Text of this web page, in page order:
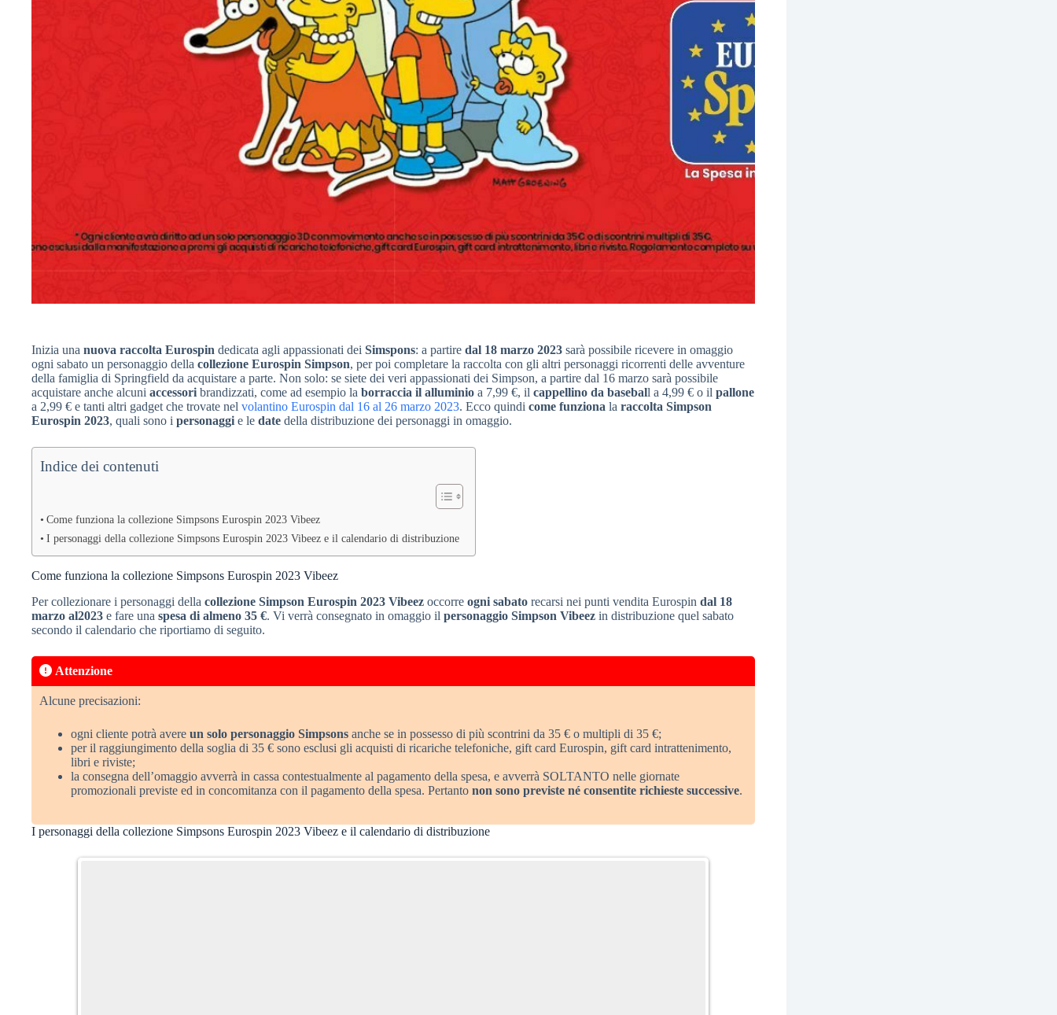
Inizia una nuova raccolta Eurospin dedicata agli appassionati dei Simspons: a partire dal 18 marzo 2023 sarà possibile ricevere in omaggio
ogni sabato un personaggio della collezione Eurospin Simpson, per poi completare la raccolta con gli altri personaggi ricorrenti delle avventure
della famiglia di Springfield da acquistare a parte. Non solo: se siete dei veri appassionati dei Simpson, a partire dal 16 marzo sarà possibile
acquistare anche alcuni accessori brandizzati, come ad esempio la borraccia il alluminio a 7,99 €, il cappellino da baseball a 4,99 € o il pallone
a 2,99 € e tanti altri gadget che trovate nel volantino Eurospin dal 16 al 26 marzo 2023. Ecco quindi come funziona la raccolta Simpson
Eurospin 2023, quali sono i personaggi e le date della distribuzione dei personaggi in omaggio.
Indice dei contenuti
Come funziona la collezione Simpsons Eurospin 2023 Vibeez
I personaggi della collezione Simpsons Eurospin 2023 Vibeez e il calendario di distribuzione
Come funziona la collezione Simpsons Eurospin 2023 Vibeez
Per collezionare i personaggi della collezione Simpson Eurospin 2023 Vibeez occorre ogni sabato recarsi nei punti vendita Eurospin dal 18
marzo al2023 e fare una spesa di almeno 35 €. Vi verrà consegnato in omaggio il personaggio Simpson Vibeez in distribuzione quel sabato
secondo il calendario che riportiamo di seguito.
Attenzione
Alcune precisazioni:
ogni cliente potrà avere un solo personaggio Simpsons anche se in possesso di più scontrini da 35 € o multipli di 35 €;
per il raggiungimento della soglia di 35 € sono esclusi gli acquisti di ricariche telefoniche, gift card Eurospin, gift card intrattenimento,
libri e riviste;
la consegna dell’omaggio avverrà in cassa contestualmente al pagamento della spesa, e avverrà SOLTANTO nelle giornate
promozionali previste ed in concomitanza con il pagamento della spesa. Pertanto non sono previste né consentite richieste successive.
I personaggi della collezione Simpsons Eurospin 2023 Vibeez e il calendario di distribuzione